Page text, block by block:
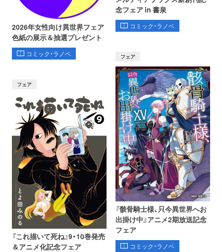
2026年女性向け異世界フェア
色紙の展示＆抽選プレゼント
コミック・ラノベ
念フェア in 書泉
コミック・ラノベ
フェア
『これ描いて死ね』9・10巻発売
＆アニメ化記念フェア
フェア
『骸骨騎士様、只今異世界へお
出掛け中』アニメ2期放送記念
フェア
コミック・ラノベ